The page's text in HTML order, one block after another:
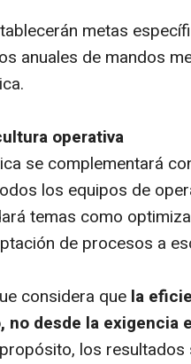
metas
anuales de mandos
operativa
se complementará
los equipos de
temas como
de procesos a
considera que la
no desde la exigencia
los